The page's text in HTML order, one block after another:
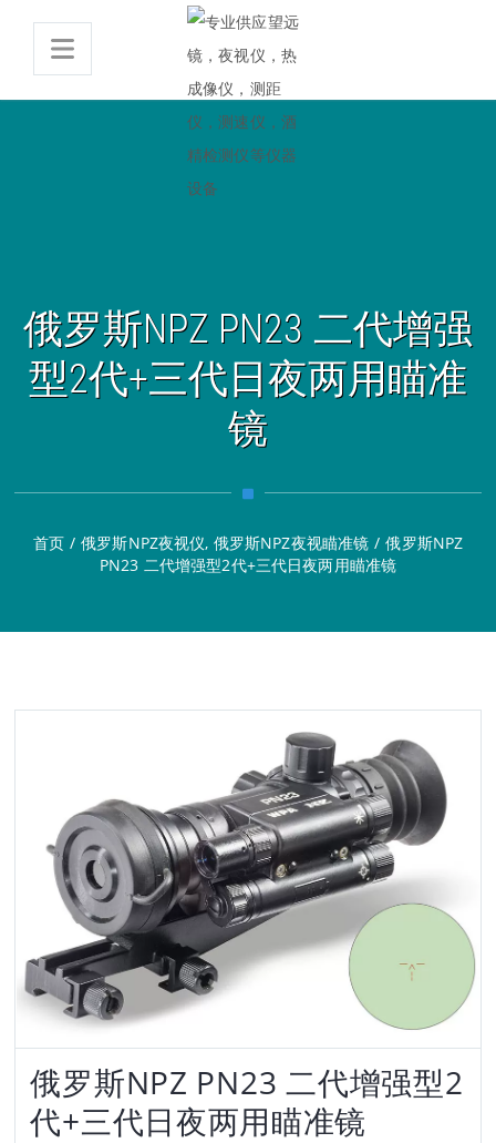
俄罗斯NPZ PN23 二代增强
型2代+三代日夜两用瞄准
镜
首页 / 俄罗斯NPZ夜视仪, 俄罗斯NPZ夜视瞄准镜 / 俄罗斯NPZ
PN23 二代增强型2代+三代日夜两用瞄准镜
俄罗斯NPZ PN23 二代增强型2
代+三代日夜两用瞄准镜